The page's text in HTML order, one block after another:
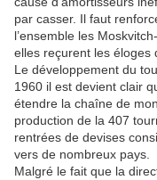
par casser. Il faut
l’ensemble les
elles reçurent les éloges
Le développement du
1960 il est devient clair
étendre la chaîne de
production de la 407
rentrées de devises
vers de nombreux pays.
Malgré le fait que la